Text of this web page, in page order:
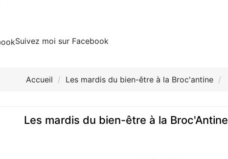
Suivez moi sur Facebook
Accueil
Les mardis du bien-être à la Broc'antine
Les mardis du bien-être à la Broc'Antine